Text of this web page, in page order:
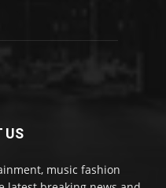
US
music fashion